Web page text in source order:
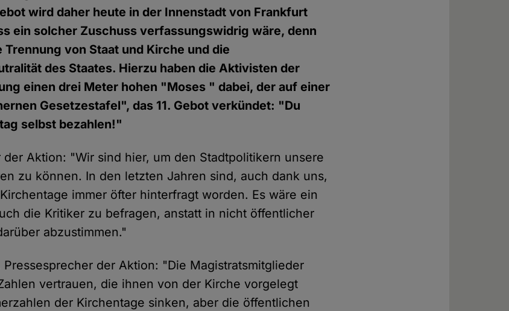
wird daher heute in der Innenstadt von Frankfurt
ein solcher Zuschuss verfassungswidrig wäre, denn
von Staat und Kirche und die
des Staates. Hierzu haben die Aktivisten der
einen drei Meter hohen "Moses " dabei, der auf einer
Gesetzestafel", das 11. Gebot verkündet: "Du
selbst bezahlen!"
der Aktion: "Wir sind hier, um den Stadtpolitikern unsere
zu können. In den letzten Jahren sind, auch dank uns,
immer öfter hinterfragt worden. Es wäre ein
die Kritiker zu befragen, anstatt in nicht öffentlicher
abzustimmen."
Pressesprecher der Aktion: "Die Magistratsmitglieder
vertrauen, die ihnen von der Kirche vorgelegt
der Kirchentage sinken, aber die öffentlichen